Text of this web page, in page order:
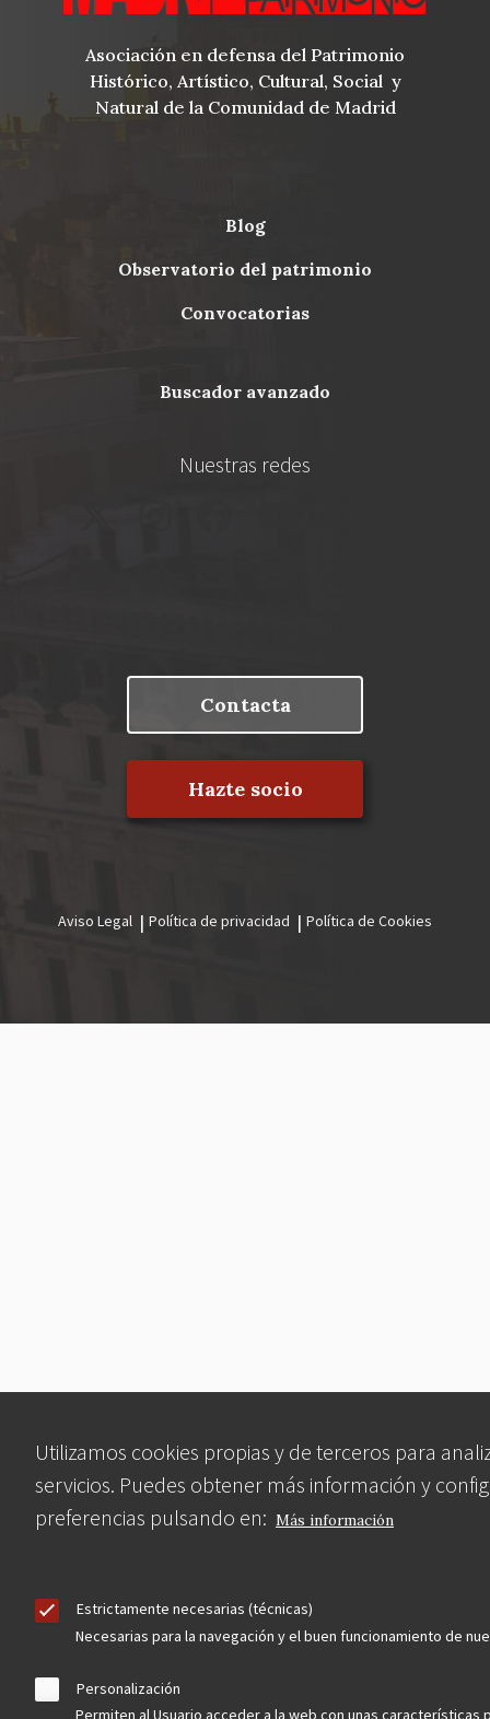
Utilizamos cookies propias y de terceros para
servicios. Puedes obtener más información y
preferencias pulsando en: Más información
Estrictamente necesarias (técnicas)
Necesarias para la navegación y el buen funcionamiento de
Personalización
Asociación en defensa del Patrimonio
Histórico, Artístico, Cultural, Social y
Natural de la Comunidad de Madrid
Menu
blog
observatorio del patrimonio
convocatorias
buscador avanzado
Nuestras redes
Contacta
Hazte socio
legal
Aviso Legal Política de privacidad Política de Cookies